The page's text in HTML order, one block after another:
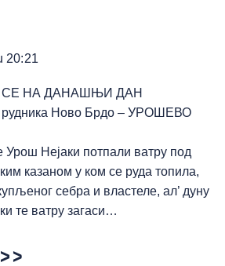
20:21
НА ДАНАШЊИ ДАН
рудника Ново Брдо – УРОШЕВО
Урош Нејаки потпали ватру под
казаном у ком се руда топила,
себра и властеле, ал’ дуну
те ватру загаси…